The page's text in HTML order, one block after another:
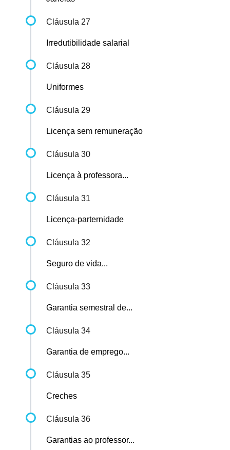
Cláusula 27
Irredutibilidade salarial
Cláusula 28
Uniformes
Cláusula 29
Licença sem remuneração
Cláusula 30
Licença à professora...
Cláusula 31
Licença-parternidade
Cláusula 32
Seguro de vida...
Cláusula 33
Garantia semestral de...
Cláusula 34
Garantia de emprego...
Cláusula 35
Creches
Cláusula 36
Garantias ao professor...